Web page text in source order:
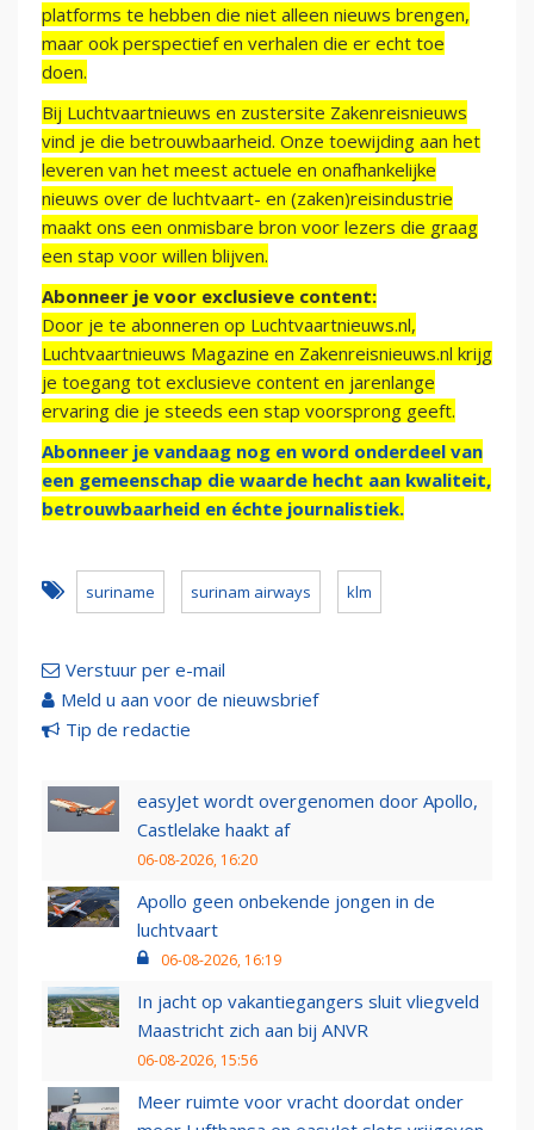
platforms te hebben die niet alleen nieuws brengen,
maar ook perspectief en verhalen die er echt toe
doen.
Bij Luchtvaartnieuws en zustersite Zakenreisnieuws
vind je die betrouwbaarheid. Onze toewijding aan het
leveren van het meest actuele en onafhankelijke
nieuws over de luchtvaart- en (zaken)reisindustrie
maakt ons een onmisbare bron voor lezers die graag
een stap voor willen blijven.
Abonneer je voor exclusieve content:
Door je te abonneren op Luchtvaartnieuws.nl,
Luchtvaartnieuws Magazine en Zakenreisnieuws.nl krijg
je toegang tot exclusieve content en jarenlange
ervaring die je steeds een stap voorsprong geeft.
Abonneer je vandaag nog en word onderdeel van
een gemeenschap die waarde hecht aan kwaliteit,
betrouwbaarheid en échte journalistiek.
suriname surinam airways klm
Verstuur per e-mail
Meld u aan voor de nieuwsbrief
Tip de redactie
easyJet wordt overgenomen door Apollo,
Castlelake haakt af
06-08-2026, 16:20
Apollo geen onbekende jongen in de
luchtvaart
06-08-2026, 16:19
In jacht op vakantiegangers sluit vliegveld
Maastricht zich aan bij ANVR
06-08-2026, 15:56
Meer ruimte voor vracht doordat onder